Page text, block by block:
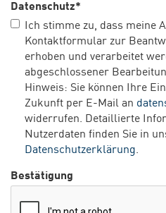
Datenschutz*
Ich stimme zu, dass meine
Kontaktformular zur
erhoben und verarbeitet
abgeschlossener
Hinweis: Sie können Ihre
Zukunft per E-Mail an
widerrufen. Detaillierte
Nutzerdaten finden Sie in
Datenschutzerklärung
Bestätigung